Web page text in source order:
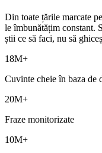
Din toate țările marcate
le îmbunătățim constant.
știi ce să faci, nu să
18M+
Cuvinte cheie în baza de
20M+
Fraze monitorizate
10M+